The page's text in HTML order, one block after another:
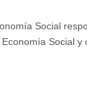
Social
Social y